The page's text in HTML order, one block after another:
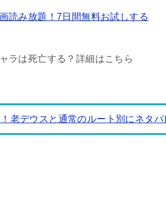
読み放題！7日間無料お試しする
ラは死亡する？詳細はこちら
老デウスと通常のルート別にネタバ